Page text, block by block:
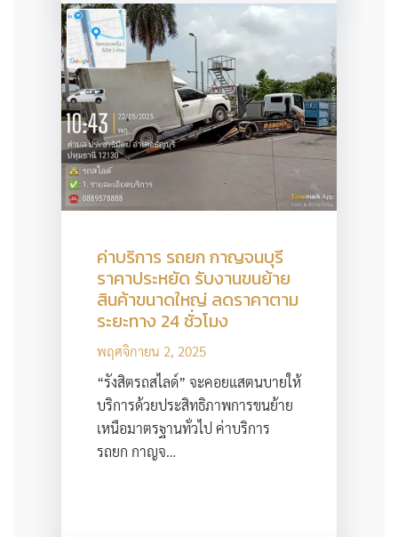
ค่าบริการ รถยก กาญจนบุรี
ราคาประหยัด รับงานขนย้าย
สินค้าขนาดใหญ่ ลดราคาตาม
ระยะทาง 24 ชั่วโมง
พฤศจิกายน 2, 2025
“รังสิตรถสไลด์” จะคอยแสตนบายให้
บริการด้วยประสิทธิภาพการขนย้าย
เหนือมาตรฐานทั่วไป ค่าบริการ
รถยก กาญจ…